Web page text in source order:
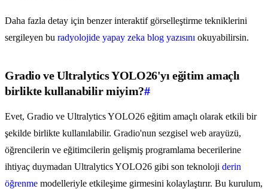
Daha fazla detay için benzer interaktif görselleştirme tekniklerini
sergileyen bu radyolojide yapay zeka blog yazısını okuyabilirsin.
Gradio ve Ultralytics YOLO26'yı eğitim amaçlı
birlikte kullanabilir miyim?#
Evet, Gradio ve Ultralytics YOLO26 eğitim amaçlı olarak etkili bir
şekilde birlikte kullanılabilir. Gradio'nun sezgisel web arayüzü,
öğrencilerin ve eğitimcilerin gelişmiş programlama becerilerine
ihtiyaç duymadan Ultralytics YOLO26 gibi son teknoloji derin
öğrenme modelleriyle etkileşime girmesini kolaylaştırır. Bu kurulum,